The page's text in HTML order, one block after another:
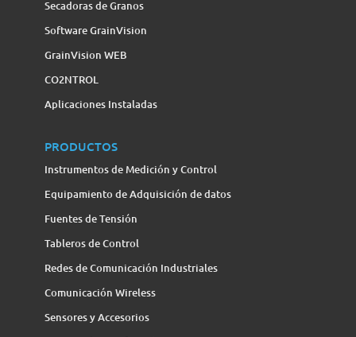
Secadoras de Granos
Software GrainVision
GrainVision WEB
CO2NTROL
Aplicaciones Instaladas
PRODUCTOS
Instrumentos de Medición y Control
Equipamiento de Adquisición de datos
Fuentes de Tensión
Tableros de Control
Redes de Comunicación Industriales
Comunicación Wireless
Sensores y Accesorios